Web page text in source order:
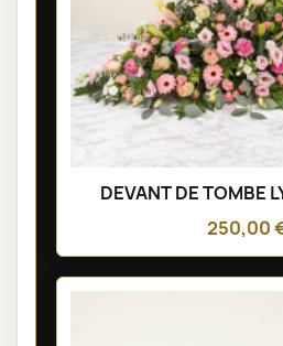
DEVANT DE TOMBE
250,00